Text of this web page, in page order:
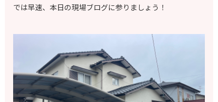
では早速、本日の現場ブログに参りましょう！